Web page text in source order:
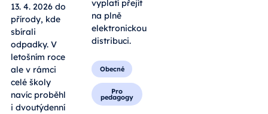
13. 4. 2026 do
přírody, kde
sbírali
odpadky. V
letošním roce
ale v rámci
celé školy
navíc proběhl
i dvoutýdenní
vyplatí přejít
na plně
elektronickou
distribuci.
Obecné
Pro
pedagogy